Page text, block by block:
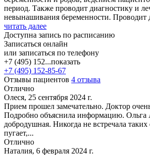
период. Также проводит диагностику и
невынашивания беременности. Проводит
читать далее
Доступна запись по расписанию
Записаться онлайн
или записаться по телефону
+7 (495) 152...показать
+7 (495) 152-85-67
Отзывы пациентов 4 отзыва
Отлично
Олеся, 25 сентября 2024 г.
Прием прошел замечательно. Доктор
Подробно объяснила информацию. Ольга
добродушная. Никогда не встречала
пугает,...
Отлично
Наталия, 6 февраля 2024 г.